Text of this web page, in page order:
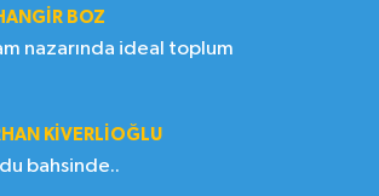
BOZ
nazarında ideal toplum
KIVERLIOĞLU
bahsinde..